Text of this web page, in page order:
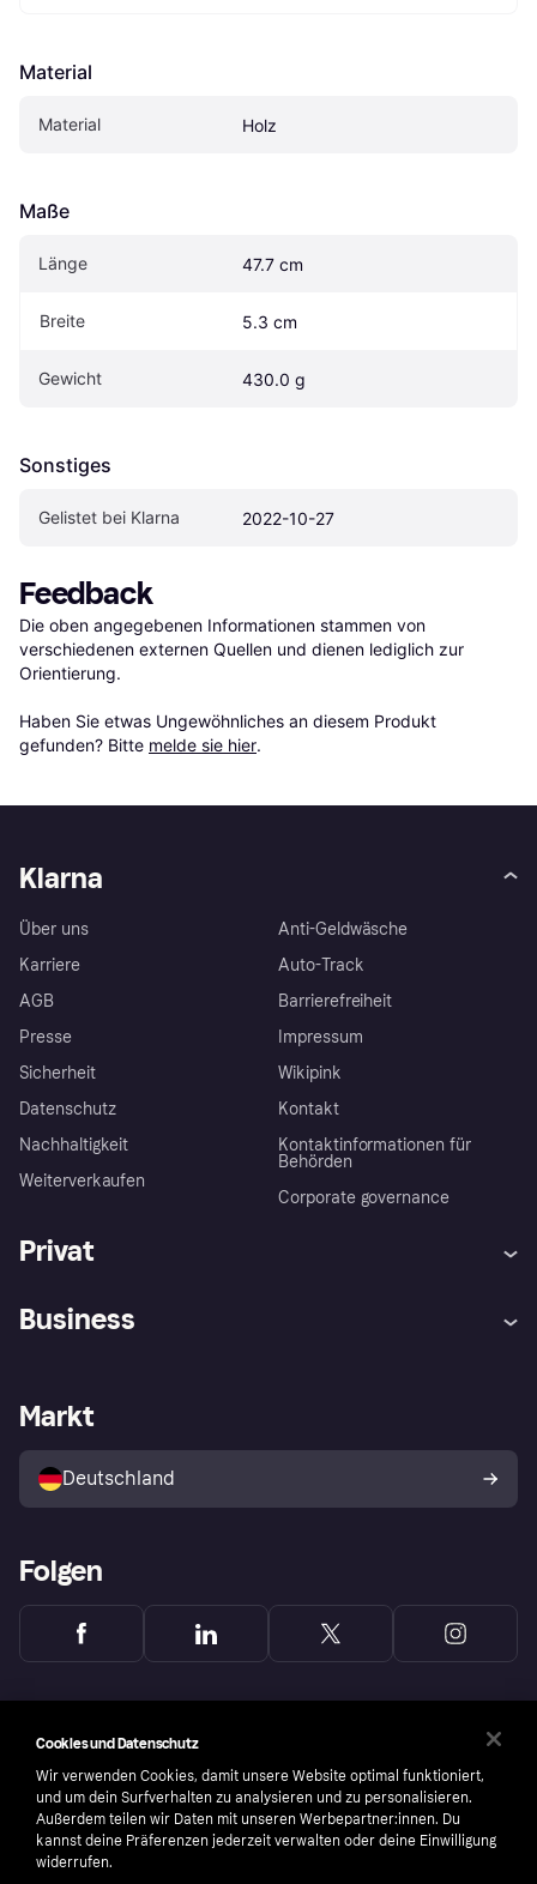
Material
Material Holz
Maße
Länge 47.7 cm
Breite 5.3 cm
Gewicht 430.0 g
Sonstiges
Gelistet bei Klarna 2022-10-27
Feedback
Die oben angegebenen Informationen stammen von
verschiedenen externen Quellen und dienen lediglich zur
Orientierung.
Haben Sie etwas Ungewöhnliches an diesem Produkt
gefunden? Bitte melde sie hier.
Klarna
Über uns
Karriere
AGB
Presse
Sicherheit
Datenschutz
Nachhaltigkeit
Weiterverkaufen
Anti-Geldwäsche
Auto-Track
Barrierefreiheit
Impressum
Wikipink
Kontakt
Kontaktinformationen für
Behörden
Corporate governance
Privat
Klarna App
Shops entdecken
Käuferschutzrichtlinie
Dein Widerrufsrecht
Business
Händlerportal
Markt
Deutschland
Folgen
Cookies und Datenschutz
Wir verwenden Cookies, damit unsere Website optimal funktioniert,
und um dein Surfverhalten zu analysieren und zu personalisieren.
Außerdem teilen wir Daten mit unseren Werbepartner:innen. Du
kannst deine Präferenzen jederzeit verwalten oder deine Einwilligung
widerrufen.